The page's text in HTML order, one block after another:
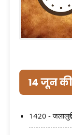
14 जून
1420 -